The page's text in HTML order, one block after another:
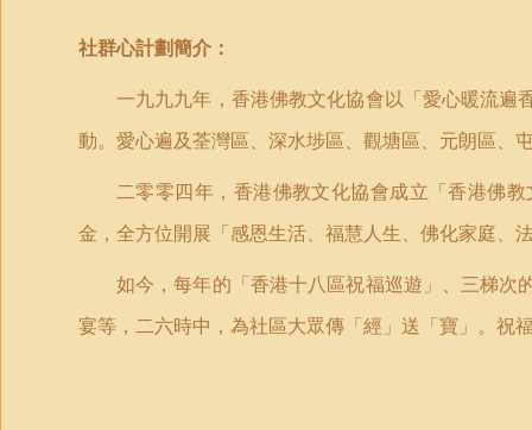
社群心計劃簡介：
一九九九年，香港佛教文化協會以「愛心暖流
動。愛心遍及荃灣區、深水埗區、觀塘區、元朗區、
二零零四年，香港佛教文化協會成立「香港佛
金，全方位開展「感恩生活、福慧人生、佛化家庭、
如今，每年的「香港十八區祝福巡遊」、三梯
宴等，二六時中，為社區大眾傳「經」送「寶」。祝